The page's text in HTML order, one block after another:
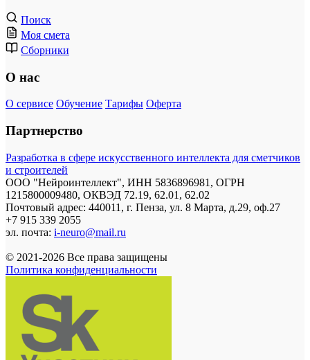
Поиск
Моя смета
Сборники
О нас
О сервисе Обучение Тарифы Оферта
Партнерство
Разработка в сфере искусственного интеллекта для сметчиков
и строителей
ООО "Нейроинтеллект", ИНН 5836896981, ОГРН
1215800009480, ОКВЭД 72.19, 62.01, 62.02
Почтовый адрес: 440011, г. Пенза, ул. 8 Марта, д.29, оф.27
+7 915 339 2055
эл. почта: i-neuro@mail.ru
© 2021-2026 Все права защищены
Политика конфиденциальности